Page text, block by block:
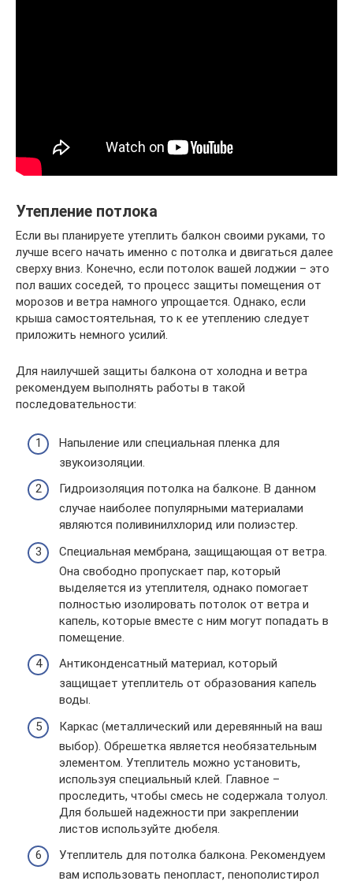
Утепление потлока
Если вы планируете утеплить балкон своими руками, то
лучше всего начать именно с потолка и двигаться далее
сверху вниз. Конечно, если потолок вашей лоджии – это
пол ваших соседей, то процесс защиты помещения от
морозов и ветра намного упрощается. Однако, если
крыша самостоятельная, то к ее утеплению следует
приложить немного усилий.
Для наилучшей защиты балкона от холодна и ветра
рекомендуем выполнять работы в такой
последовательности:
Напыление или специальная пленка для
звукоизоляции.
Гидроизоляция потолка на балконе. В данном
случае наиболее популярными материалами
являются поливинилхлорид или полиэстер.
Специальная мембрана, защищающая от ветра.
Она свободно пропускает пар, который
выделяется из утеплителя, однако помогает
полностью изолировать потолок от ветра и
капель, которые вместе с ним могут попадать в
помещение.
Антиконденсатный материал, который
защищает утеплитель от образования капель
воды.
Каркас (металлический или деревянный на ваш
выбор). Обрешетка является необязательным
элементом. Утеплитель можно установить,
используя специальный клей. Главное –
проследить, чтобы смесь не содержала толуол.
Для большей надежности при закреплении
листов используйте дюбеля.
Утеплитель для потолка балкона. Рекомендуем
вам использовать пенопласт, пенополистирол